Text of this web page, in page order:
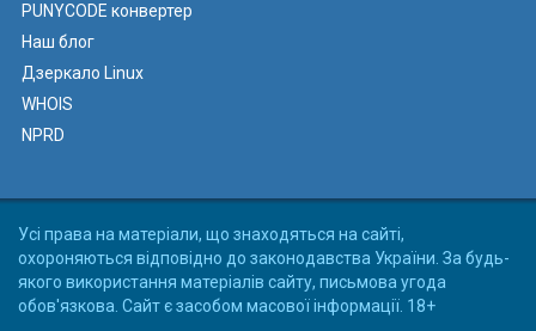
PUNYCODE конвертер
Наш блог
Дзеркало Linux
WHOIS
NPRD
Усі права на матеріали, що знаходяться на сайті,
охороняються відповідно до законодавства України. За будь-
якого використання матеріалів сайту, письмова угода
обов'язкова. Сайт є засобом масової інформації. 18+